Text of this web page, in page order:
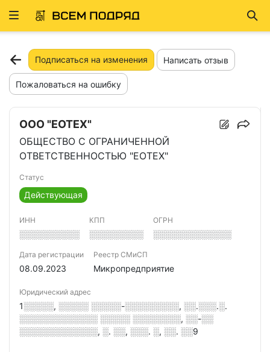
Развернуть
Подписаться на изменения Написать отзыв
Пожаловаться на ошибку
ООО "ЕОТЕХ"
ОБЩЕСТВО С ОГРАНИЧЕННОЙ
ОТВЕТСТВЕННОСТЬЮ "ЕОТЕХ"
Статус
Действующая
ИНН
░░░░░░░░░░
КПП
░░░░░░░░░
ОГРН
░░░░░░░░░░░░░
Дата регистрации
08.09.2023
Реестр СМиСП
Микропредприятие
Юридический адрес
1░░░░░, ░░░░░ ░░░░░-░░░░░░░░░, ░░.░░░.░.
░░░░░░░░░░░░░ ░░░░░ ░░░░░░░░, ░░-░░
░░░░░░░░░░░░░, ░. ░░, ░░░. ░, ░░. ░░9